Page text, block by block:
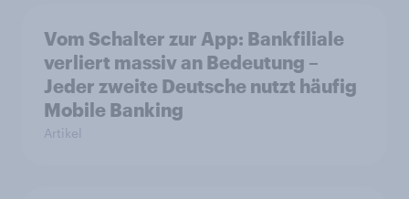
Vom Schalter zur App: Bankfiliale
verliert massiv an Bedeutung –
Jeder zweite Deutsche nutzt häufig
Mobile Banking
Artikel